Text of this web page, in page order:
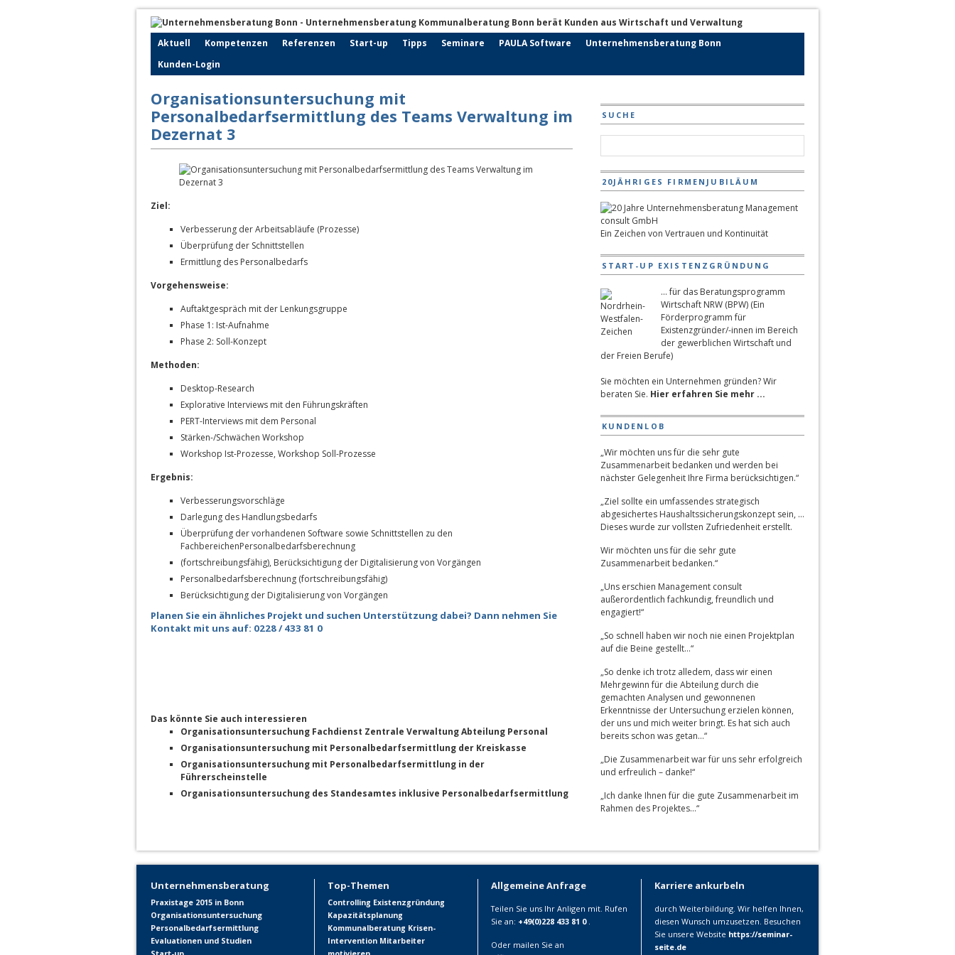
Aktuell Kompetenzen Referenzen Start-up Tipps Seminare PAULA Software
Unternehmensberatung Bonn
Kunden-Login
Organisationsuntersuchung mit
Personalbedarfsermittlung des Teams Verwaltung im
Dezernat 3
Ziel:
Verbesserung der Arbeitsabläufe (Prozesse)
Überprüfung der Schnittstellen
Ermittlung des Personalbedarfs
Vorgehensweise:
Auftaktgespräch mit der Lenkungsgruppe
Phase 1: Ist-Aufnahme
Phase 2: Soll-Konzept
Methoden:
Desktop-Research
Explorative Interviews mit den Führungskräften
PERT-Interviews mit dem Personal
Stärken-/Schwächen Workshop
Workshop Ist-Prozesse, Workshop Soll-Prozesse
Ergebnis:
Verbesserungsvorschläge
Darlegung des Handlungsbedarfs
Überprüfung der vorhandenen Software sowie Schnittstellen zu den
FachbereichenPersonalbedarfsberechnung
(fortschreibungsfähig), Berücksichtigung der Digitalisierung von Vorgängen
Personalbedarfsberechnung (fortschreibungsfähig)
Berücksichtigung der Digitalisierung von Vorgängen
Planen Sie ein ähnliches Projekt und suchen Unterstützung dabei? Dann nehmen Sie
Kontakt mit uns auf: 0228 / 433 81 0
Das könnte Sie auch interessieren
Organisationsuntersuchung Fachdienst Zentrale Verwaltung Abteilung Personal
Organisationsuntersuchung mit Personalbedarfsermittlung der Kreiskasse
Organisationsuntersuchung mit Personalbedarfsermittlung in der
Führerscheinstelle
Organisationsuntersuchung des Standesamtes inklusive Personalbedarfsermittlung
SUCHE
20JÄHRIGES FIRMENJUBILÄUM
Ein Zeichen von Vertrauen und Kontinuität
START-UP EXISTENZGRÜNDUNG
... für das Beratungsprogramm
Wirtschaft NRW (BPW) (Ein
Förderprogramm für
Existenzgründer/-innen im Bereich
der gewerblichen Wirtschaft und
der Freien Berufe)
Sie möchten ein Unternehmen gründen? Wir
beraten Sie. Hier erfahren Sie mehr ...
KUNDENLOB
„Wir möchten uns für die sehr gute
Zusammenarbeit bedanken und werden bei
nächster Gelegenheit Ihre Firma berücksichtigen.“
„Ziel sollte ein umfassendes strategisch
abgesichertes Haushaltssicherungskonzept sein, …
Dieses wurde zur vollsten Zufriedenheit erstellt.
Wir möchten uns für die sehr gute
Zusammenarbeit bedanken.“
„Uns erschien Management consult
außerordentlich fachkundig, freundlich und
engagiert!“
„So schnell haben wir noch nie einen Projektplan
auf die Beine gestellt…“
„So denke ich trotz alledem, dass wir einen
Mehrgewinn für die Abteilung durch die
gemachten Analysen und gewonnenen
Erkenntnisse der Untersuchung erzielen können,
der uns und mich weiter bringt. Es hat sich auch
bereits schon was getan…“
„Die Zusammenarbeit war für uns sehr erfolgreich
und erfreulich – danke!“
„Ich danke Ihnen für die gute Zusammenarbeit im
Rahmen des Projektes…“
Unternehmensberatung
Praxistage 2015 in Bonn
Organisationsuntersuchung
Personalbedarfsermittlung
Evaluationen und Studien
Top-Themen
Controlling Existenzgründung
Kapazitätsplanung
Kommunalberatung Krisen-
Intervention Mitarbeiter
Allgemeine Anfrage
Teilen Sie uns Ihr Anligen mit. Rufen
Sie an: +49(0)228 433 81 0 .
Oder mailen Sie an
Karriere ankurbeln
durch Weiterbildung. Wir helfen Ihnen,
diesen Wunsch umzusetzen. Besuchen
Sie unsere Website https://seminar-
seite.de